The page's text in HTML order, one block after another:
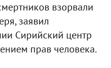
взорвали
заявил
Сирийский центр
прав человека.